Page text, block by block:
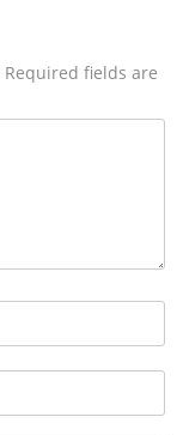
Required fields are